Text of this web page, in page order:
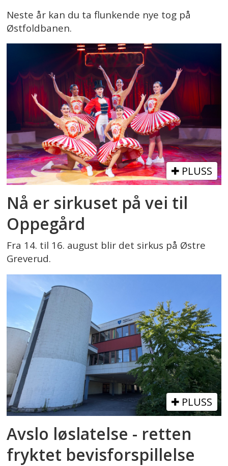
Neste år kan du ta flunkende nye tog på
Østfoldbanen.
PLUSS
Nå er sirkuset på vei til
Oppegård
Fra 14. til 16. august blir det sirkus på Østre
Greverud.
PLUSS
Avslo løslatelse - retten
fryktet bevisforspillelse